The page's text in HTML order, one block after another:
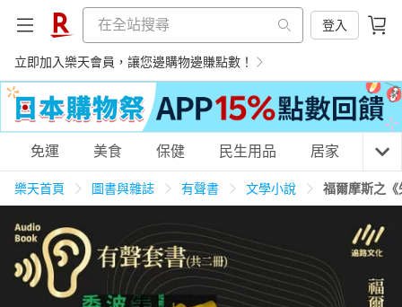
登入
立即加入樂天會員，讓您邊購物邊賺點數！
購物網分類
天天免運 美食蛋糕 養生保健 民生用品
免運 美食 保健 民生用品 居家 3C
樂天首頁 圖書與雜誌 有聲書 文學小說 福爾摩斯之《